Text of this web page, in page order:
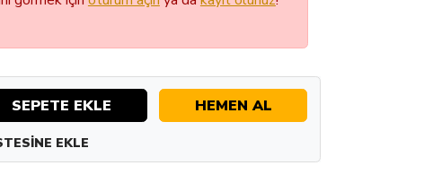
SEPETE EKLE HEMEN AL
EKLE